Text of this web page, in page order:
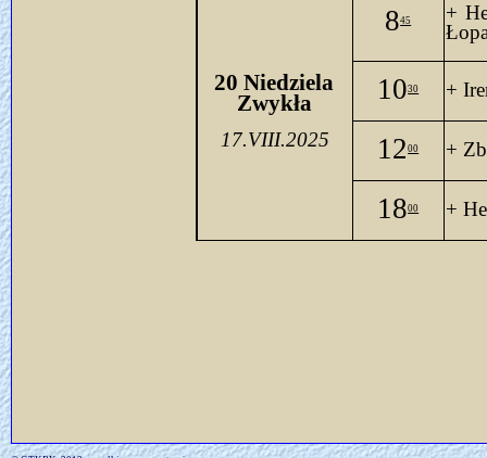
20 Niedziela
Zwykła
17.VIII.2025
845
+
1030 +
1200 +
1800 +